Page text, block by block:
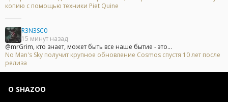
копию с помощью техники Piet Quine
R3N3SC0
15 минут назад
@mrGrim, кто знает, может быть все наше бытие - это...
No Man's Sky получит крупное обновление Cosmos спустя 10 лет после
релиза
О SHAZOO